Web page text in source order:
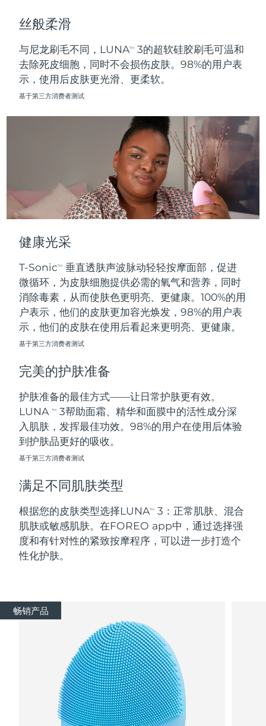
丝般柔滑
与尼龙刷毛不同，LUNATM
3的超软硅胶刷毛可温和
去除死皮细胞，同时不会损伤皮肤。98%的用户表
示，使用后皮肤更光滑、更柔软。
基于第三方消费者测试
健康光采
T-SonicTM
垂直透肤声波脉动轻轻按摩面部，促进
微循环，为皮肤细胞提供必需的氧气和营养，同时
消除毒素，从而使肤色更明亮、更健康。100%的用
户表示，他们的皮肤更加容光焕发，98%的用户表
示，他们的皮肤在使用后看起来更明亮、更健康。
基于第三方消费者测试
完美的护肤准备
护肤准备的最佳方式——让日常护肤更有效。
LUNATM
3帮助面霜、精华和面膜中的活性成分深
入肌肤，发挥最佳功效。98%的用户在使用后体验
到护肤品更好的吸收。
基于第三方消费者测试
满足不同肌肤类型
根据您的皮肤类型选择LUNATM
3：正常肌肤、混合
肌肤或敏感肌肤。在FOREO app中，通过选择强
度和有针对性的紧致按摩程序，可以进一步打造个
性化护肤。
畅销产品
南非 预计送达日期8/18/26
韩国
预计送达日期 8/10/26
预计送达日期8/10/26
预计送达日期8/10/26
台湾 预计送达日期8/15/26
泰国
土耳其 预计送达日期8/11/26
阿拉伯联合酋长国 预计送达日期8/11/26
英国 预计送达日期8/10/26
美国
乌兹别克斯坦
越南 预计送达日期